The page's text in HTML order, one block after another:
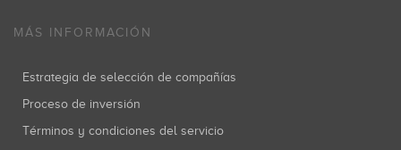
MÁS INFORMACIÓN
Estrategia de selección de compañías
Proceso de inversión
Términos y condiciones del servicio